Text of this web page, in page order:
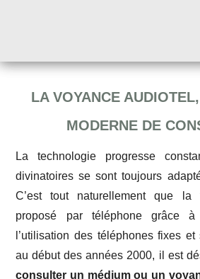
LA VOYANCE
MODERNE DE
La technologie progresse
divinatoires se sont toujours
C’est tout naturellement que la
proposé par téléphone grâce à
l’utilisation des téléphones fixes
au début des années 2000, il est
consulter un médium ou un